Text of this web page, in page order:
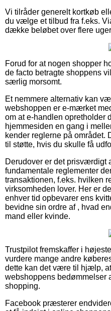
Vi tilråder generelt kortkøb
du vælge et tilbud fra f.eks.
dække beløbet over flere
Forud for at nogen shopper
de facto betragte shoppens
særlig morsomt.
Et nemmere alternativ kan
webshoppen er e-mærket
om at e-handlen opretholder
hjemmesiden en gang i
kender reglerne på området.
til støtte, hvis du skulle få
Derudover er det prisværdigt
fundamentale reglementer
transaktionen, f.eks. hvilken
virksomheden lover. Her er
enhver tid opbevarer ens
bevidne sin ordre af , hvad
mand eller kvinde.
Trustpilot fremskaffer i
vurdere mange andre
dette kan det være til hjælp,
webshoppens bedømmelser
shopping.
Facebook præsterer